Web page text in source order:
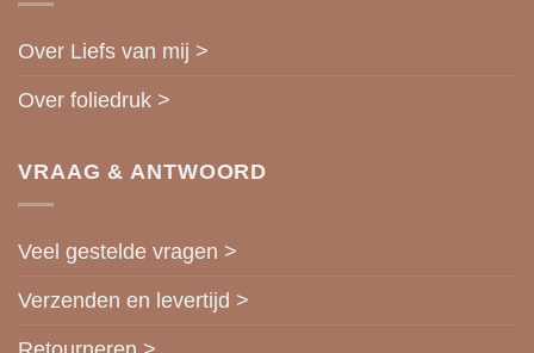
Over Liefs van mij >
Over foliedruk >
VRAAG & ANTWOORD
Veel gestelde vragen >
Verzenden en levertijd >